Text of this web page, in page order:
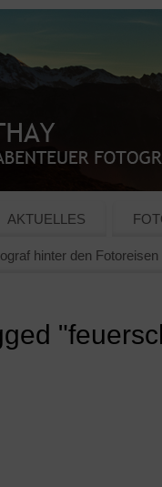
AKTUELLES
hinter den Fotoreisen